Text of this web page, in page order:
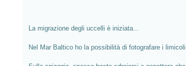
La migrazione degli uccelli è iniziata...
Nel Mar Baltico ho la possibilità di fotografare i